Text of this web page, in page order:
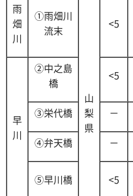
雨
畑
川
①雨畑川
流末
山
梨
県
<5
早
川
②中之島
橋
<5
③栄代橋 －
④弁天橋 －
⑤早川橋 <5